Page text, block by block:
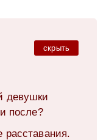
скрыть
девушки
после?